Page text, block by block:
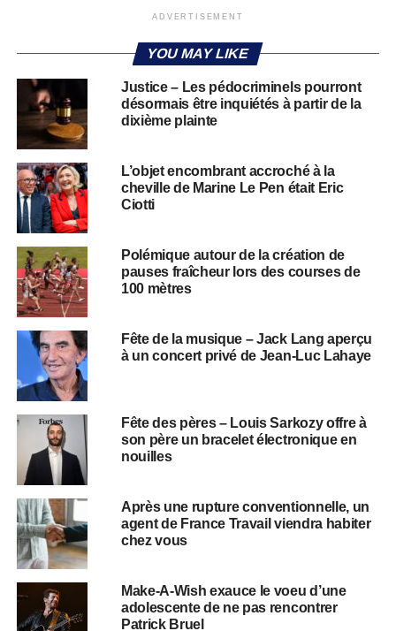
ADVERTISEMENT
YOU MAY LIKE
Justice – Les pédocriminels pourront
désormais être inquiétés à partir de la
dixième plainte
L’objet encombrant accroché à la
cheville de Marine Le Pen était Eric
Ciotti
Polémique autour de la création de
pauses fraîcheur lors des courses de
100 mètres
Fête de la musique – Jack Lang aperçu
à un concert privé de Jean-Luc Lahaye
Fête des pères – Louis Sarkozy offre à
son père un bracelet électronique en
nouilles
Après une rupture conventionnelle, un
agent de France Travail viendra habiter
chez vous
Make-A-Wish exauce le voeu d’une
adolescente de ne pas rencontrer
Patrick Bruel